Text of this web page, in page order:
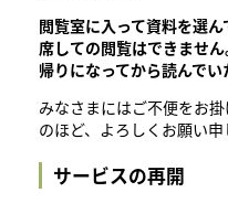
閲覧室に入って資料を選
席しての閲覧はできませ
帰りになってから読んでい
みなさまにはご不便をお
のほど、よろしくお願い申
サービスの再開